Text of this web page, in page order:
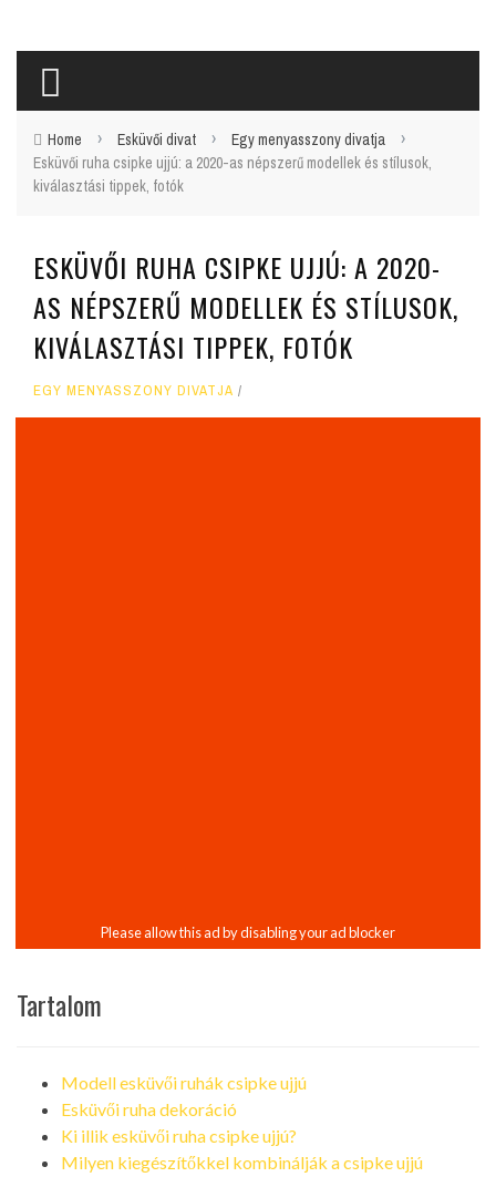
Home › Esküvői divat › Egy menyasszony divatja ›
Esküvői ruha csipke ujjú: a 2020-as népszerű modellek és stílusok,
kiválasztási tippek, fotók
ESKÜVŐI RUHA CSIPKE UJJÚ: A 2020-
AS NÉPSZERŰ MODELLEK ÉS STÍLUSOK,
KIVÁLASZTÁSI TIPPEK, FOTÓK
EGY MENYASSZONY DIVATJA
Tartalom
Modell esküvői ruhák csipke ujjú
Esküvői ruha dekoráció
Ki illik esküvői ruha csipke ujjú?
Milyen kiegészítőkkel kombinálják a csipke ujjú